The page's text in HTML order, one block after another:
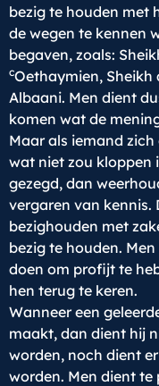
bezig te houden met
de wegen te kennen
begaven, zoals:
cOethaymien, Sheikh
Albaani. Men dient
komen wat de
Maar als iemand
wat niet zou kloppen
gezegd, dan
vergaren van
bezighouden met
bezig te houden.
doen om profijt te
hen terug te keren.
Wanneer een
maakt, dan dient hij
worden, noch dient
worden. Men dient te